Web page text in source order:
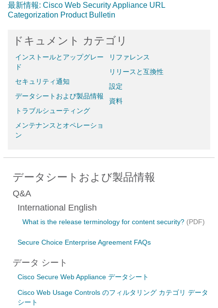
最新情報: Cisco Web Security Appliance URL
Categorization Product Bulletin
ドキュメント カテゴリ
インストールとアップグレー
ド
セキュリティ通知
データシートおよび製品情報
トラブルシューティング
メンテナンスとオペレーショ
ン
リファレンス
リリースと互換性
設定
資料
データシートおよび製品情報
Q&A
International English
What is the release terminology for content security? (PDF)
Secure Choice Enterprise Agreement FAQs
データ シート
Cisco Secure Web Appliance データシート
Cisco Web Usage Controls のフィルタリング カテゴリ データ
シート